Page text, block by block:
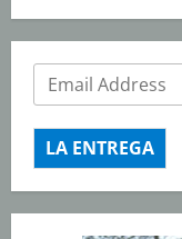
LA ENTREGA